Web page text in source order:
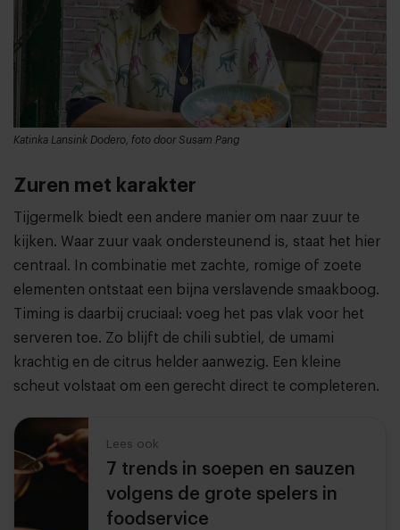
Katinka Lansink Dodero, foto door Susam Pang
Zuren met karakter
Tijgermelk biedt een andere manier om naar zuur te
kijken. Waar zuur vaak ondersteunend is, staat het hier
centraal. In combinatie met zachte, romige of zoete
elementen ontstaat een bijna verslavende smaakboog.
Timing is daarbij cruciaal: voeg het pas vlak voor het
serveren toe. Zo blijft de chili subtiel, de umami
krachtig en de citrus helder aanwezig. Een kleine
scheut volstaat om een gerecht direct te completeren.
Lees ook
7 trends in soepen en sauzen
volgens de grote spelers in
foodservice